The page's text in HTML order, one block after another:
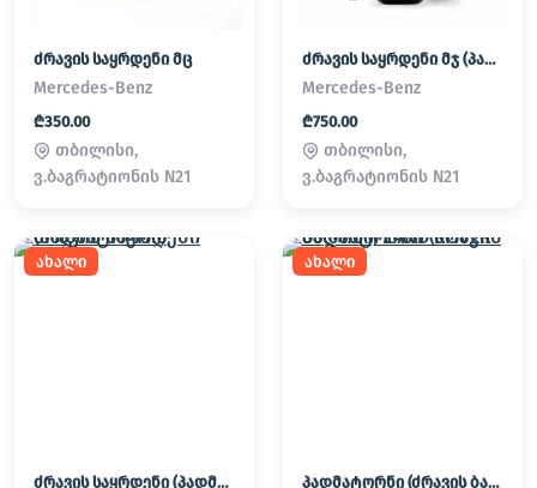
ძრავის საყრდენი მც
Mercedes-Benz
₾350.00
თბილისი,
ვ.ბაგრატიონის N21
ძრავის საყრდენი მჯ (პადმატორნი)
Mercedes-Benz
₾750.00
თბილისი,
ვ.ბაგრატიონის N21
ახალი
ძრავის საყრდენი (პადმატორნი)
ახალი
პადმატორნი (ძრავის ბალიში) LAND ROVER